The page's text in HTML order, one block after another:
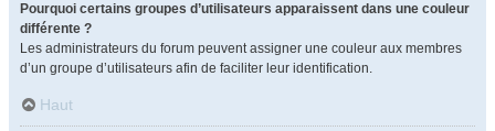
Pourquoi certains groupes d’utilisateurs apparaissent dans une couleur
différente ?
Les administrateurs du forum peuvent assigner une couleur aux membres
d’un groupe d’utilisateurs afin de faciliter leur identification.
Haut